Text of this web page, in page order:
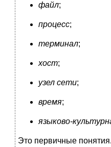
файл;
процесс;
терминал;
хост;
узел сети;
время;
языково-
Это первичные